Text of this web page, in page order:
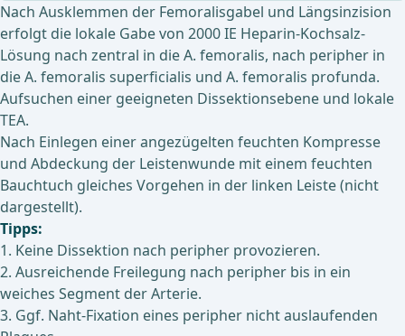
Nach Ausklemmen der Femoralisgabel und Längsinzision
erfolgt die lokale Gabe von 2000 IE Heparin-Kochsalz-
Lösung nach zentral in die A. femoralis, nach peripher in
die A. femoralis superficialis und A. femoralis profunda.
Aufsuchen einer geeigneten Dissektionsebene und lokale
TEA.
Nach Einlegen einer angezügelten feuchten Kompresse
und Abdeckung der Leistenwunde mit einem feuchten
Bauchtuch gleiches Vorgehen in der linken Leiste (nicht
dargestellt).
Tipps:
1. Keine Dissektion nach peripher provozieren.
2. Ausreichende Freilegung nach peripher bis in ein
weiches Segment der Arterie.
3. Ggf. Naht-Fixation eines peripher nicht auslaufenden